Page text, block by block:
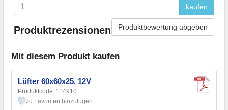
kaufen
Produktrezensionen Produktbewertung abgeben
Mit diesem Produkt kaufen
Lüfter 60x60x25, 12V
Produktcode: 114910
zu Favoriten hinzufügen